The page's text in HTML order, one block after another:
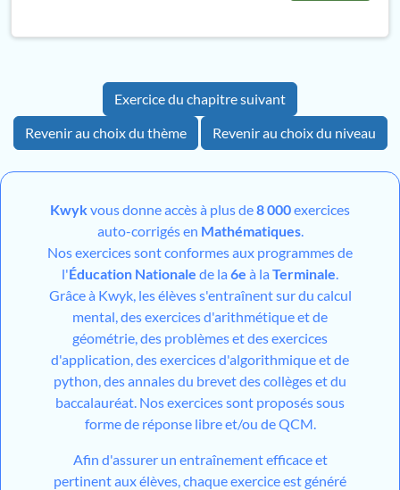
Exercice du chapitre suivant
Revenir au choix du thème
Revenir au choix du niveau
Kwykvous donne accès à plus de8 000exercices
auto-corrigés en Mathématiques.
Nos exercices sont conformes aux programmes de
l'Éducation Nationale de la 6e à la Terminale.
Grâce à Kwyk, les élèves s'entraînent sur du calcul
mental, des exercices d'arithmétique et de
géométrie, des problèmes et des exercices
d'application, des exercices d'algorithmique et de
python, des annales du brevet des collèges et du
baccalauréat. Nos exercices sont proposés sous
forme de réponse libre et/ou de QCM.
Afin d'assurer un entraînement efficace et
pertinent aux élèves, chaque exercice est généré